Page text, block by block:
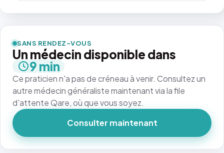
SANS RENDEZ-VOUS
Un médecin disponible dans
9 min
Ce praticien n'a pas de créneau à venir. Consultez un
autre médecin généraliste maintenant via la file
d'attente Qare, où que vous soyez.
Consulter maintenant